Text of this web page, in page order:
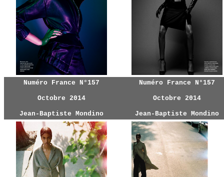
Numéro France N°157
Octobre 2014
Jean-Baptiste Mondino
Numéro France N°157
Octobre 2014
Jean-Baptiste Mondino